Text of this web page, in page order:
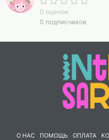
про города России и споём
🧑🏻‍🎓Томск —
Один день, шесть городов,
В комплекте: сценарий и
❤️Карточки с яркими
0 оценок
0 подписчиков
О НАС ПОМОЩЬ ОПЛАТА